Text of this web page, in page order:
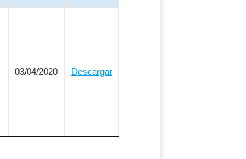
03/04/2020 Descargar